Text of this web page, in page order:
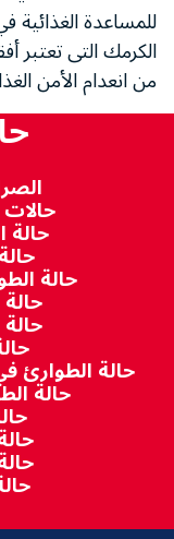
للمساعدة الغذائية
الكرمك التى تعتبر
من انعدام الأمن
حالة
حالة
حالة الطوارئ
حالة